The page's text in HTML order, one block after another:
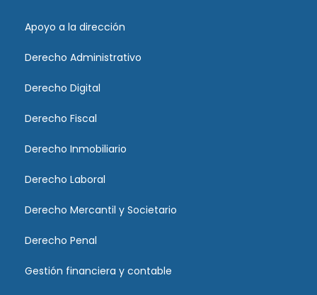
Apoyo a la dirección
Derecho Administrativo
Derecho Digital
Derecho Fiscal
Derecho Inmobiliario
Derecho Laboral
Derecho Mercantil y Societario
Derecho Penal
Gestión financiera y contable